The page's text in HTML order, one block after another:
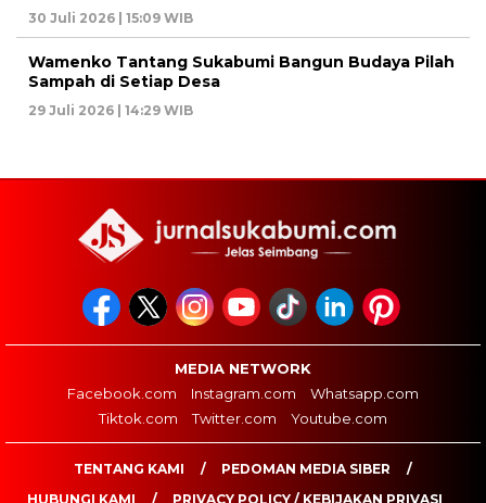
30 Juli 2026 | 15:09 WIB
Wamenko Tantang Sukabumi Bangun Budaya Pilah
Sampah di Setiap Desa
29 Juli 2026 | 14:29 WIB
MEDIA NETWORK
Facebook.com
Instagram.com
Whatsapp.com
Tiktok.com
Twitter.com Youtube.com
TENTANG KAMI
PEDOMAN MEDIA SIBER
HUBUNGI KAMI
PRIVACY POLICY / KEBIJAKAN PRIVASI